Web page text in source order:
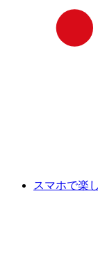
スマホで楽